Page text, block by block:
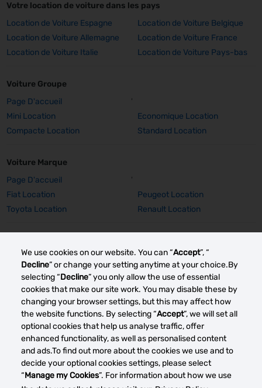
We use cookies on our website. You can “Accept”, “
Decline” or change your setting anytime at your choice.By
selecting “Decline” you only allow the use of essential
cookies that make our site work. You may disable these by
changing your browser settings, but this may affect how
the website functions. By selecting “Accept”, we will set all
optional cookies that help us analyse traffic, offer
enhanced functionality, as well as personalised content
and ads.To find out more about the cookies we use and to
decide your optional cookies settings, please select
“Manage my Cookies”. For information about how we use
Votre location de voiture dans les pays
Location de Voiture Espagne
Location de Voiture Belgique
Location de Voiture Allemagne
Location de Voiture France
Location de Voiture Italie
Location de Voiture Pays-bas
Voiture Groupe
Page D'accueil
'
Mini Location
Economique Location
Compacte Location
Standard Location
Voiture Marque
Page D'accueil
'
Fiat Location
Peugeot Location
Toyota Location
Renault Location
Fiat 500 Location
Peugeot 308 SW Location
Peugeot E-2008 Location
Peugeot 2008 Location
Toyota Corolla TS Location
Renault Captur Auto Location
Renault Grand Scenic Location
Renault Clio Location
Autres marchés de location de voitures